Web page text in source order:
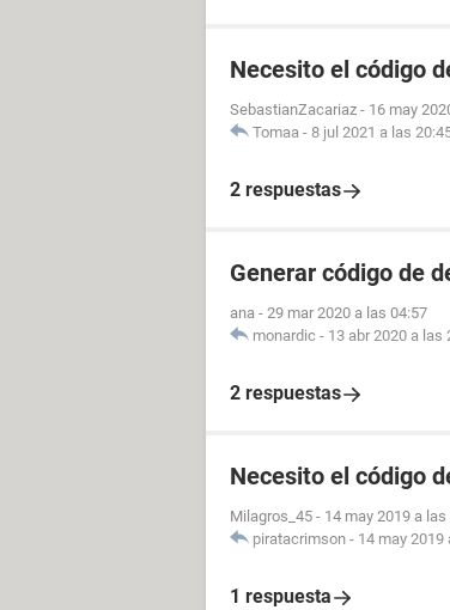
Necesito el código
SebastianZacariaz - 16 may
Tomaa - 8 jul 2021 a las
2 respuestas
Generar código de
ana - 29 mar 2020 a las 04:57
monardic - 13 abr 2020 a las
2 respuestas
Necesito el código
Milagros_45 - 14 may 2019 a las
piratacrimson - 14 may 2019
1 respuesta